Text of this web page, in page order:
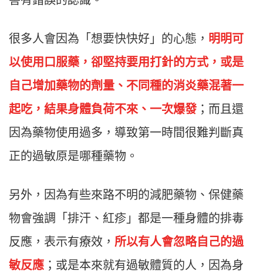
很多人會因為「想要快快好」的心態， 明明可
以使用口服藥，卻堅持要用打針的方式，或是
自己增加藥物的劑量、不同種的消炎藥混著一
起吃，結果身體負荷不來、一次爆發；而且還
因為藥物使用過多，導致第一時間很難判斷真
正的過敏原是哪種藥物。
另外，因為有些來路不明的減肥藥物、保健藥
物會強調「排汗、紅疹」都是一種身體的排毒
反應，表示有療效， 所以有人會忽略自己的過
敏反應 ；或是本來就有過敏體質的人，因為身